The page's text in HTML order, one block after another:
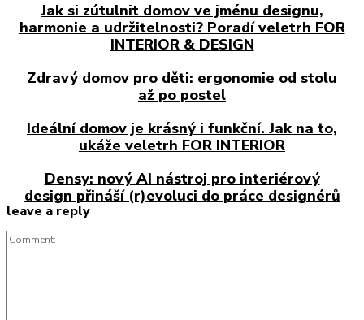
Jak si zútulnit domov ve jménu designu,
harmonie a udržitelnosti? Poradí veletrh FOR
INTERIOR & DESIGN
Zdravý domov pro děti: ergonomie od stolu
až po postel
Ideální domov je krásný i funkční. Jak na to,
ukáže veletrh FOR INTERIOR
Densy: nový AI nástroj pro interiérový
design přináší (r)evoluci do práce designérů
leave a reply